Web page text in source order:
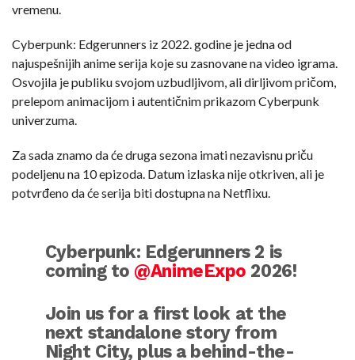
vremenu.
Cyberpunk: Edgerunners iz 2022. godine je jedna od
najuspešnijih anime serija koje su zasnovane na video igrama.
Osvojila je publiku svojom uzbudljivom, ali dirljivom pričom,
prelepom animacijom i autentičnim prikazom Cyberpunk
univerzuma.
Za sada znamo da će druga sezona imati nezavisnu priču
podeljenu na 10 epizoda. Datum izlaska nije otkriven, ali je
potvrđeno da će serija biti dostupna na Netflixu.
Cyberpunk: Edgerunners 2 is
coming to @AnimeExpo 2026!
Join us for a first look at the
next standalone story from
Night City, plus a behind-the-